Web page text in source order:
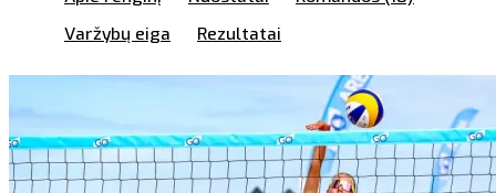
Varžybų eiga
Rezultatai